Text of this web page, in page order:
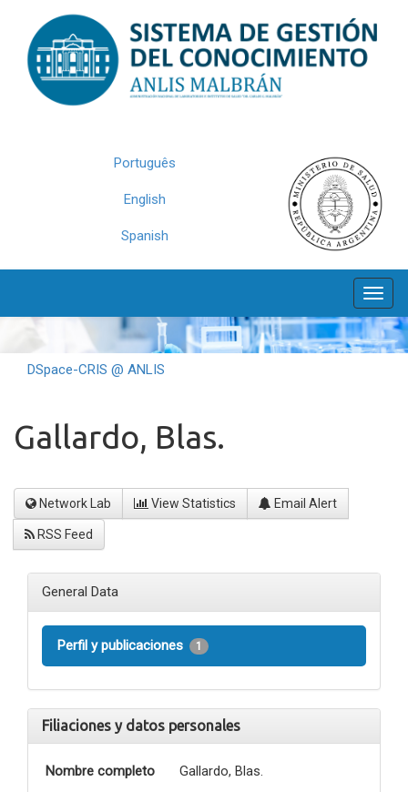
navigation
Português
English
Spanish
DSpace-CRIS @ ANLIS
Gallardo, Blas.
Network Lab View Statistics Email Alert
RSS Feed
General Data
Perfil y publicaciones 1
Filiaciones y datos personales
Nombre completo Gallardo, Blas.